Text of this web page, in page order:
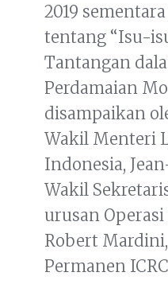
2019
tentang “Isu-
Tantangan
Perdamaian
disampaikan
Wakil Menteri
Indonesia,
Wakil
urusan
Robert
Permanen